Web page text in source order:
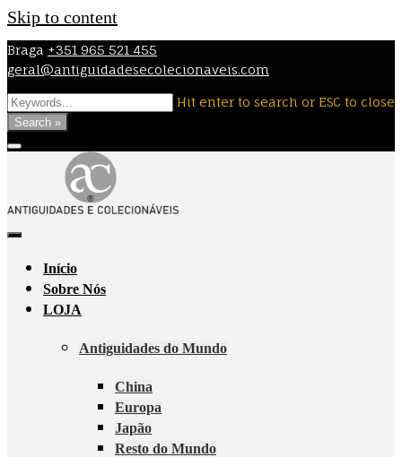
Skip to content
Braga +351 965 521 455
geral@antiguidadesecolecionaveis.com
Hit enter to search or ESC to close
Search »
Início
Sobre Nós
LOJA
Antiguidades do Mundo
China
Europa
Japão
Resto do Mundo